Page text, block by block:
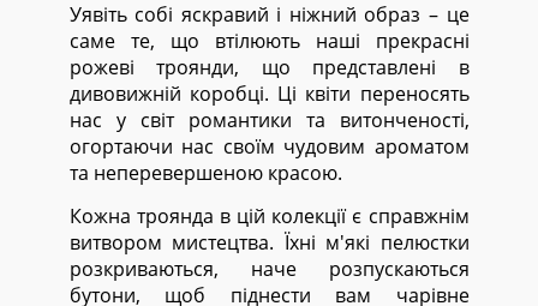
Уявіть собі яскравий і ніжний образ – це
саме те, що втілюють наші прекрасні
рожеві троянди, що представлені в
дивовижній коробці. Ці квіти переносять
нас у світ романтики та витонченості,
огортаючи нас своїм чудовим ароматом
та неперевершеною красою.
Кожна троянда в цій колекції є справжнім
витвором мистецтва. Їхні м'які пелюстки
розкриваються, наче розпускаються
бутони, щоб піднести вам чарівне